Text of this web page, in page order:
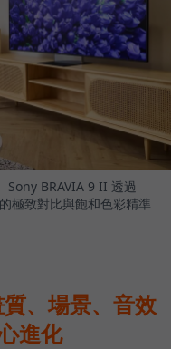
Sony BRAVIA 9 II 透過
極致對比與飽和色彩精準
、場景、音效
進化